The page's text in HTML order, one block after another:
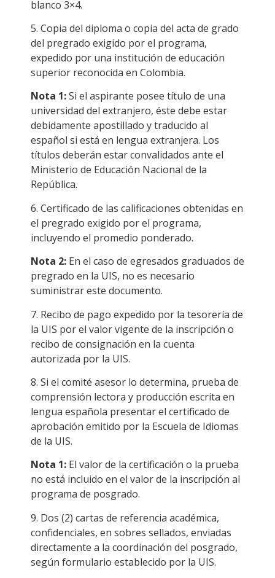
blanco 3×4.
5. Copia del diploma o copia del acta de grado
del pregrado exigido por el programa,
expedido por una institución de educación
superior reconocida en Colombia.
Nota 1:Si el aspirante posee título de una
universidad del extranjero, éste debe estar
debidamente apostillado y traducido al
español si está en lengua extranjera. Los
títulos deberán estar convalidados ante el
Ministerio de Educación Nacional de la
República.
6. Certificado de las calificaciones obtenidas en
el pregrado exigido por el programa,
incluyendo el promedio ponderado.
Nota 2: En el caso de egresados graduados de
pregrado en la UIS, no es necesario
suministrar este documento.
7. Recibo de pago expedido por la tesorería de
la UIS por el valor vigente de la inscripción o
recibo de consignación en la cuenta
autorizada por la UIS.
8. Si el comité asesor lo determina, prueba de
comprensión lectora y producción escrita en
lengua española presentar el certificado de
aprobación emitido por la Escuela de Idiomas
de la UIS.
Nota 1: El valor de la certificación o la prueba
no está incluido en el valor de la inscripción al
programa de posgrado.
9. Dos (2) cartas de referencia académica,
confidenciales, en sobres sellados, enviadas
directamente a la coordinación del posgrado,
según formulario establecido por la UIS.